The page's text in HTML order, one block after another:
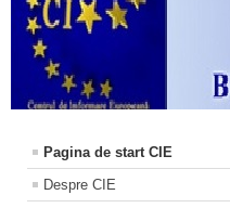
Pagina de start CIE
Despre CIE